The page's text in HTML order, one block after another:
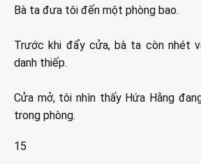
Bà ta đưa tôi đến một phòng bao.
Trước khi đẩy cửa, bà ta còn nhét
danh thiếp.
Cửa mở, tôi nhìn thấy Hứa Hằng
trong phòng.
15